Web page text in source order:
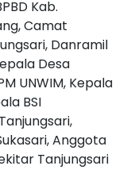
Kab.
Camat
Danramil
Desa
UNWIM, Kepala
BSI
Anggota
Tanjungsari